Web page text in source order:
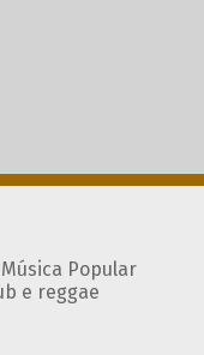
Popular
e reggae